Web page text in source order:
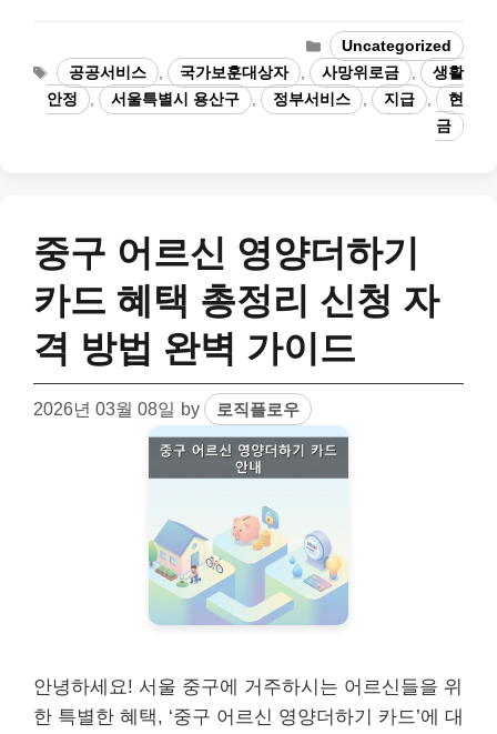
Categories
Uncategorized
Tags공공서비스 , 국가보훈대상자 , 사망위로금 ,
생활
안정
, 서울특별시 용산구 , 정부서비스 , 지급 ,
현
금
중구 어르신 영양더하기
카드 혜택 총정리 신청 자
격 방법 완벽 가이드
2026년 03월 08일 by 로직플로우
안녕하세요! 서울 중구에 거주하시는 어르신들을 위
한 특별한 혜택, ‘중구 어르신 영양더하기 카드’에 대